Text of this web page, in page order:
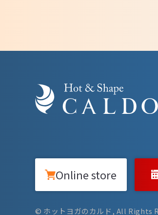
Online store
© ホットヨガのカルド, All Rights